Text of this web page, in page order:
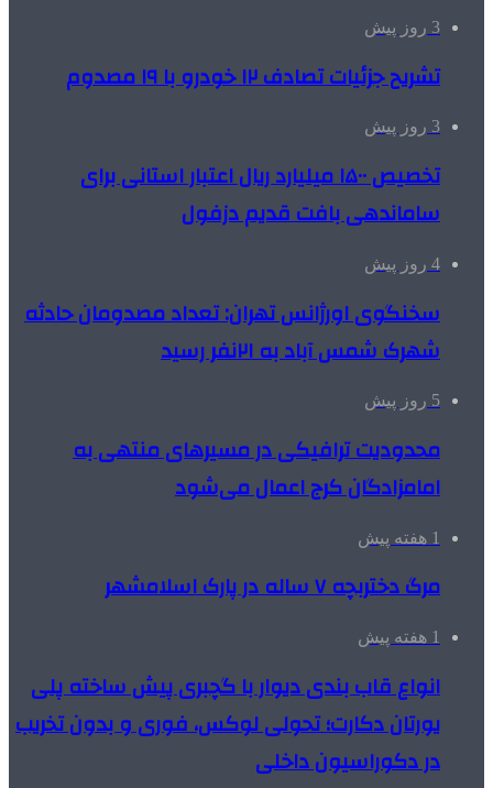
3 روز پیش
تشریح جزئیات تصادف ۱۲ خودرو با ۱۹ مصدوم
3 روز پیش
تخصیص ۱۵۰۰ میلیارد ریال اعتبار استانی برای
ساماندهی بافت قدیم دزفول
4 روز پیش
سخنگوی اورژانس تهران: تعداد مصدومان حادثه
شهرک شمس آباد به ۲۱نفر رسید
5 روز پیش
محدودیت ترافیکی در مسیرهای منتهی به
امامزادگان کرج اعمال می‌شود
1 هفته پیش
مرگ دختربچه ۷ ساله در پارک اسلامشهر
1 هفته پیش
انواع قاب بندی دیوار با گچبری پیش ساخته پلی
یورتان دکارت؛ تحولی لوکس، فوری و بدون تخریب
در دکوراسیون داخلی